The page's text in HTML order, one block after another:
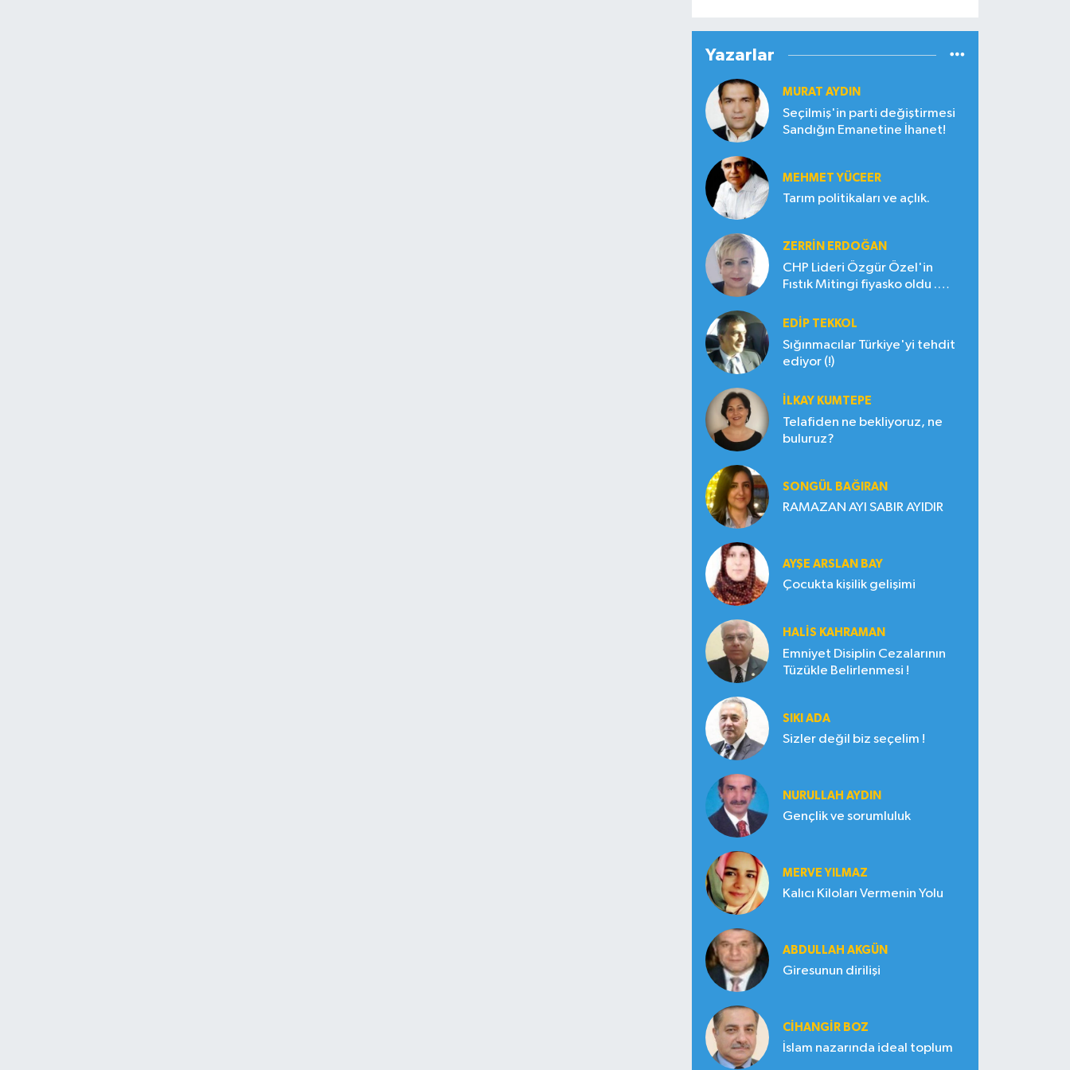
Yazarlar
MURAT AYDIN
Seçilmiş'in parti değiştirmesi
Sandığın Emanetine İhanet!
MEHMET YÜCEER
Tarım politikaları ve açlık.
ZERRIN ERDOĞAN
CHP Lideri Özgür Özel'in
Fıstık Mitingi fiyasko oldu .
EDIP TEKKOL
Sığınmacılar Türkiye'yi tehdit
ediyor (!)
İLKAY KUMTEPE
Telafiden ne bekliyoruz, ne
buluruz?
SONGÜL BAĞIRAN
RAMAZAN AYI SABIR AYIDIR
AYŞE ARSLAN BAY
Çocukta kişilik gelişimi
HALIS KAHRAMAN
Emniyet Disiplin Cezalarının
Tüzükle Belirlenmesi !
SIKI ADA
Sizler değil biz seçelim !
NURULLAH AYDIN
Gençlik ve sorumluluk
MERVE YILMAZ
Kalıcı Kiloları Vermenin Yolu
ABDULLAH AKGÜN
Giresunun dirilişi
CIHANGIR BOZ
İslam nazarında ideal toplum